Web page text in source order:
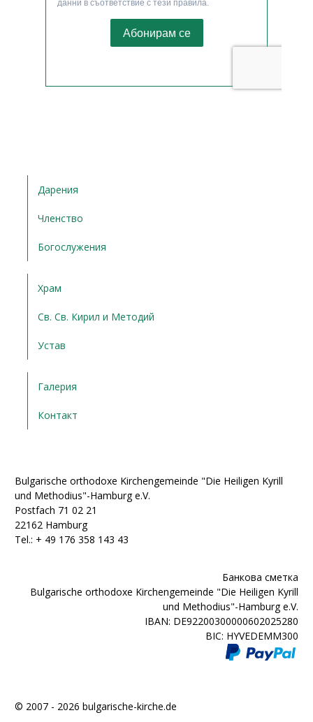
Дарения
Членство
Богослужения
Храм
Св. Св. Кирил и Методий
Устав
Галерия
Контакт
Bulgarische orthodoxe Kirchengemeinde "Die Heiligen Kyrill
und Methodius"-Hamburg e.V.
Postfach 71 02 21
22162 Hamburg
Tel.: + ‭49 176 358 143 43‬
Банкова сметка
Bulgarische orthodoxe Kirchengemeinde "Die Heiligen Kyrill
und Methodius"-Hamburg e.V.
IBAN: DE92200300000602025280
BIC: HYVEDEMM300
© 2007 - 2026 bulgarische-kirche.de